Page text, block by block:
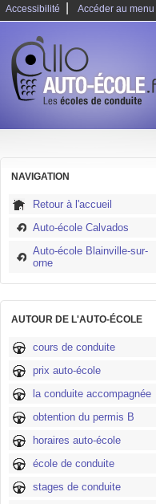
Accessibilité Accéder au menu
NAVIGATION
Retour à l'accueil
Auto-école Calvados
Auto-école Blainville-sur-
orne
AUTOUR DE L'AUTO-ÉCOLE
cours de conduite
prix auto-école
la conduite accompagnée
obtention du permis B
horaires auto-école
école de conduite
stages de conduite